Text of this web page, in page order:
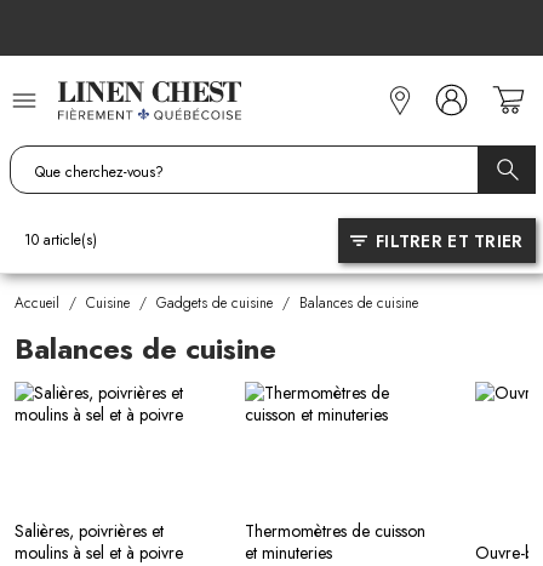
contenu
Accueil / Cuisine / Gadgets de cuisine / Balances de cuisine
Balances de cuisine
Salières, poivrières et
moulins à sel et à poivre
Thermomètres de cuisson
et minuteries
Ouvre-
10 article(s) FILTRER ET TRIER